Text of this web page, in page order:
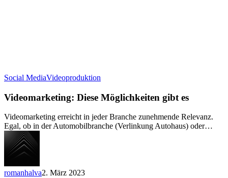
Social MediaVideoproduktion
Möglichkeiten
es
Videomarketing: Diese Möglichkeiten gibt es
Videomarketing erreicht in jeder Branche zunehmende Relevanz.
Egal, ob in der Automobilbranche (Verlinkung Autohaus) oder…
romanhalva2. März 2023